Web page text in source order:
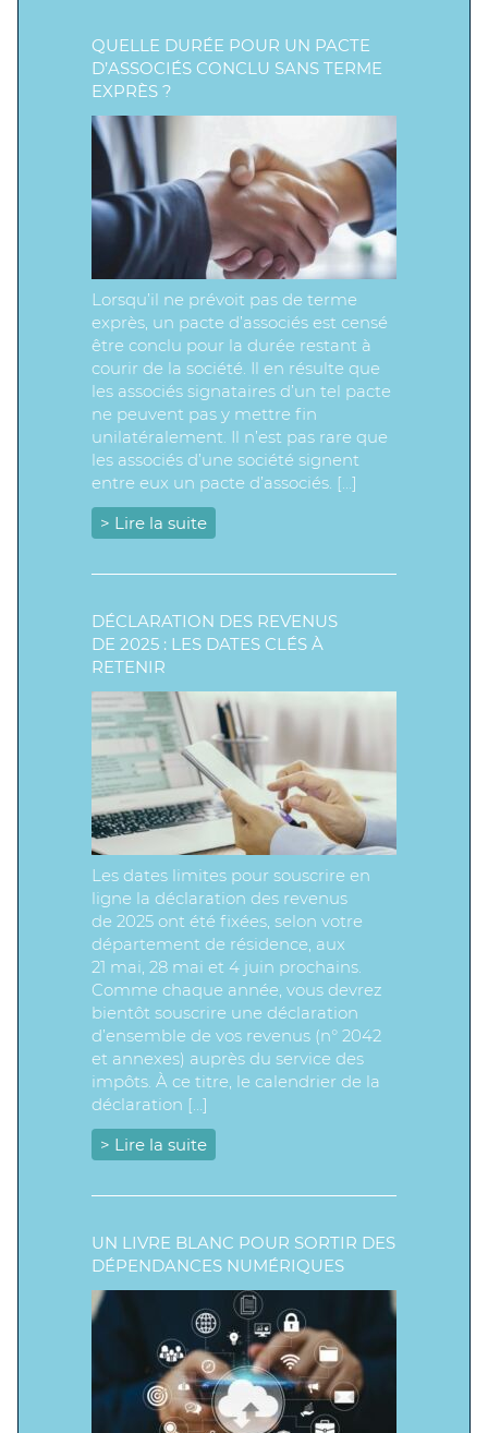
QUELLE DURÉE POUR UN PACTE
D’ASSOCIÉS CONCLU SANS TERME
EXPRÈS ?
Lorsqu’il ne prévoit pas de terme
exprès, un pacte d’associés est censé
être conclu pour la durée restant à
courir de la société. Il en résulte que
les associés signataires d’un tel pacte
ne peuvent pas y mettre fin
unilatéralement. Il n’est pas rare que
les associés d’une société signent
entre eux un pacte d’associés. […]
> Lire la suite
DÉCLARATION DES REVENUS
DE 2025 : LES DATES CLÉS À
RETENIR
Les dates limites pour souscrire en
ligne la déclaration des revenus
de 2025 ont été fixées, selon votre
département de résidence, aux
21 mai, 28 mai et 4 juin prochains.
Comme chaque année, vous devrez
bientôt souscrire une déclaration
d’ensemble de vos revenus (n° 2042
et annexes) auprès du service des
impôts. À ce titre, le calendrier de la
déclaration […]
> Lire la suite
UN LIVRE BLANC POUR SORTIR DES
DÉPENDANCES NUMÉRIQUES